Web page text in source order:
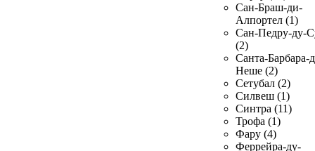
Сан-Браш-ди-
Алпортел (1)
Сан-Педру-ду-
(2)
Санта-Барбара-
Неше (2)
Сетубал (2)
Силвеш (1)
Синтра (11)
Трофа (1)
Фару (4)
Феррейра-ду-